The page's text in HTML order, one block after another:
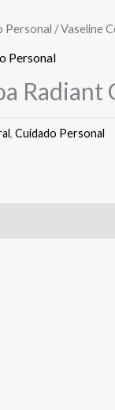
Personal / Vaseline
Personal
Radiant
, Cuidado Personal